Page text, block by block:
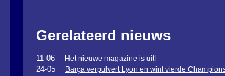
Gerelateerd nieuws
11-06 Het nieuwe magazine is uit!
24-05 Barça verpulvert Lyon en wint vierde